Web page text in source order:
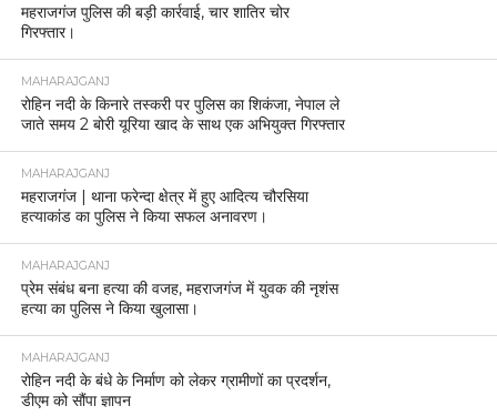
महराजगंज पुलिस की बड़ी कार्रवाई, चार शातिर चोर
गिरफ्तार।
MAHARAJGANJ
रोहिन नदी के किनारे तस्करी पर पुलिस का शिकंजा, नेपाल ले
जाते समय 2 बोरी यूरिया खाद के साथ एक अभियुक्त गिरफ्तार
MAHARAJGANJ
महराजगंज | थाना फरेन्दा क्षेत्र में हुए आदित्य चौरसिया
हत्याकांड का पुलिस ने किया सफल अनावरण।
MAHARAJGANJ
प्रेम संबंध बना हत्या की वजह, महराजगंज में युवक की नृशंस
हत्या का पुलिस ने किया खुलासा।
MAHARAJGANJ
रोहिन नदी के बंधे के निर्माण को लेकर ग्रामीणों का प्रदर्शन,
डीएम को सौंपा ज्ञापन